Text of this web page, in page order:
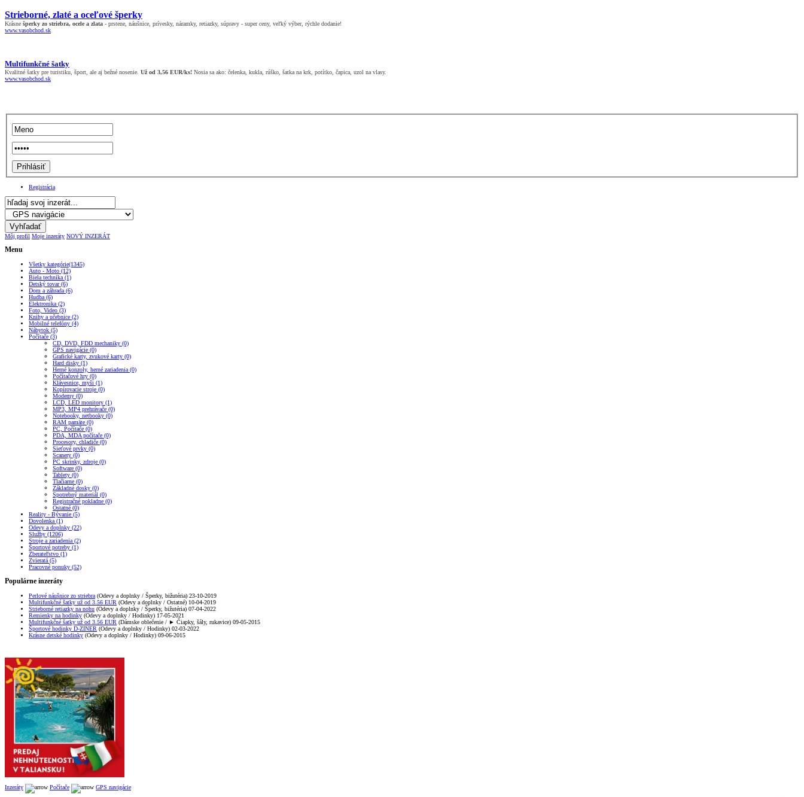
Strieborné, zlaté a oceľové šperky
Krásne šperky zo striebra, ocele a zlata - prstene, náušnice, prívesky, náramky, retiazky, súpravy - super ceny, veľký výber, rýchle dodanie!
www.vasobchod.sk
Multifunkčné šatky
Kvalitné šatky pre turistiku, šport, ale aj bežné nosenie. Už od 3,56 EUR/ks! Nosia sa ako: čelenka, kukla, rúško, šatka na krk, potítko, čapica, uzol na vlasy.
www.vasobchod.sk
Registrácia
Môj profil Moje inzeráty NOVÝ INZERÁT
Menu
Všetky kategórie(1345)
Auto - Moto (12)
Biela technika (1)
Detský tovar (6)
Dom a záhrada (6)
Hudba (6)
Elektronika (2)
Foto, Video (3)
Knihy a učebnice (2)
Mobilné telefóny (4)
Nábytok (5)
Počítače (3)
CD, DVD, FDD mechaniky (0)
GPS navigácie (0)
Grafické karty, zvukové karty (0)
Hard disky (1)
Herné konzoly, herné zariadenia (0)
Počítačové hry (0)
Klávesnice, myši (1)
Kopírovacie stroje (0)
Modemy (0)
LCD, LED monitory (1)
MP3, MP4 prehrávače (0)
Notebooky, netbooky (0)
RAM pamäte (0)
PC, Počítače (0)
PDA, MDA počítače (0)
Procesory, chladiče (0)
Sieťové prvky (0)
Scanery (0)
PC skrinky, zdroje (0)
Software (0)
Tablety (0)
Tlačiarne (0)
Základné dosky (0)
Spotrebný materiál (0)
Registračné pokladne (0)
Ostatné (0)
Reality - Bývanie (5)
Dovolenka (1)
Odevy a doplnky (22)
Služby (1206)
Stroje a zariadenia (2)
Športové potreby (1)
Zberateľstvo (1)
Zvieratá (5)
Pracovné ponuky (52)
Populárne inzeráty
Perlové náušnice zo striebra (Odevy a doplnky / Šperky, bižutéria) 23-10-2019
Multifunkčné šatky už od 3.56 EUR (Odevy a doplnky / Ostatné) 10-04-2019
Strieborné retiazky na nohu (Odevy a doplnky / Šperky, bižutéria) 07-04-2022
Remienky na hodinky (Odevy a doplnky / Hodinky) 17-05-2021
Multifunkčné šatky už od 3.56 EUR (Dámske oblečenie / ► Čiapky, šály, rukavice) 09-05-2015
Športové hodinky D-ZINER (Odevy a doplnky / Hodinky) 02-03-2022
Krásne detské hodinky (Odevy a doplnky / Hodinky) 09-06-2015
Inzeráty Počítače GPS navigácie